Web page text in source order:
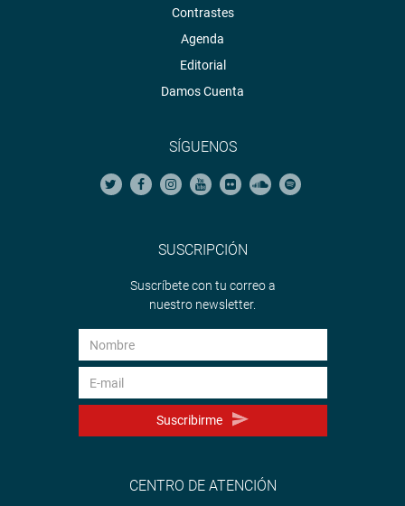
Contrastes
Agenda
Editorial
Damos Cuenta
SÍGUENOS
SUSCRIPCIÓN
Suscríbete con tu correo a
nuestro newsletter.
Suscribirme
CENTRO DE ATENCIÓN